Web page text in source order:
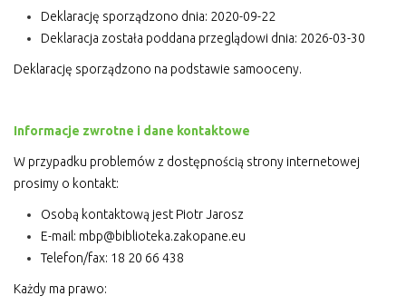
Deklarację sporządzono dnia: 2020-09-22
Deklaracja została poddana przeglądowi dnia: 2026-03-30
Deklarację sporządzono na podstawie samooceny.
Informacje zwrotne i dane kontaktowe
W przypadku problemów z dostępnością strony internetowej
prosimy o kontakt:
Osobą kontaktową jest Piotr Jarosz
E-mail: mbp@biblioteka.zakopane.eu
Telefon/fax: 18 20 66 438
Każdy ma prawo: